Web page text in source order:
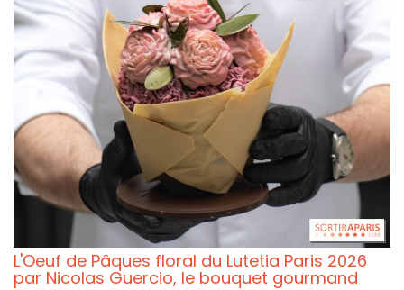
L'Oeuf de Pâques floral du Lutetia Paris 2026
par Nicolas Guercio, le bouquet gourmand